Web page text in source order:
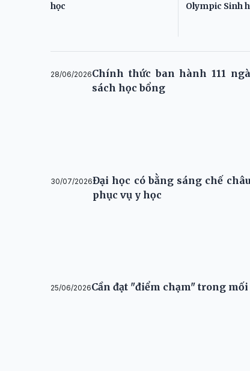
học
Olympic Sinh
28/06/2026Chính thức ban hành 111
sách học bổng
30/07/2026Đại học có bằng sáng chế
phục vụ y học
25/06/2026Cần đạt "điểm chạm" trong